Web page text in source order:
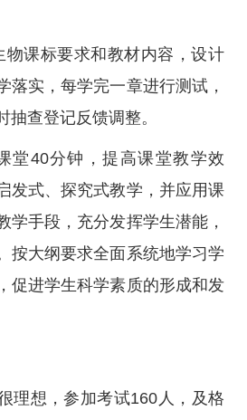
物课标要求和教材内容，设计
落实，每学完一章进行测试，
抽查登记反馈调整。
堂40分钟，提高课堂教学效
发式、探究式教学，并应用课
学手段，充分发挥学生潜能，
按大纲要求全面系统地学习学
促进学生科学素质的形成和发
理想，参加考试160人，及格